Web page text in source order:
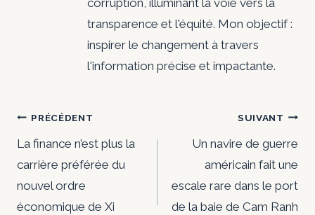
corruption, illuminant la voie vers la
transparence et l'équité. Mon objectif :
inspirer le changement à travers
l'information précise et impactante.
Navigation
de
l’article
PRÉCÉDENT
La finance n’est plus la
carrière préférée du
nouvel ordre
économique de Xi
SUIVANT
Un navire de guerre
américain fait une
escale rare dans le port
de la baie de Cam Ranh